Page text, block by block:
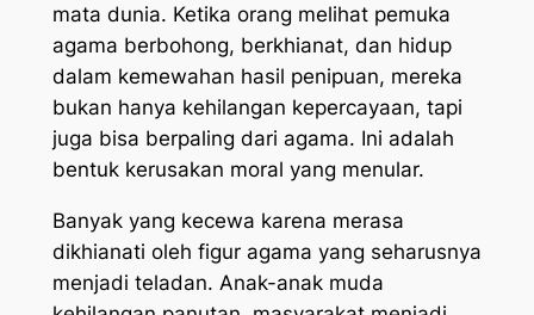
mata dunia. Ketika orang melihat pemuka
agama berbohong, berkhianat, dan hidup
dalam kemewahan hasil penipuan, mereka
bukan hanya kehilangan kepercayaan, tapi
juga bisa berpaling dari agama. Ini adalah
bentuk kerusakan moral yang menular.
Banyak yang kecewa karena merasa
dikhianati oleh figur agama yang seharusnya
menjadi teladan. Anak-anak muda